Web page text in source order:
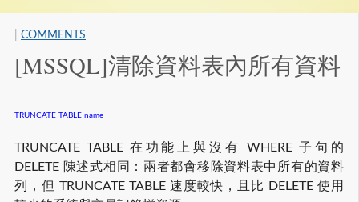
[MSSQL]清除資料表內所有資料
COMMENTS
TRUNCATE TABLE name
TRUNCATE TABLE 在功能上與沒有 WHERE 子句的
DELETE 陳述式相同：兩者都會移除資料表中所有的資料
列，但 TRUNCATE TABLE 速度較快，且比 DELETE 使用